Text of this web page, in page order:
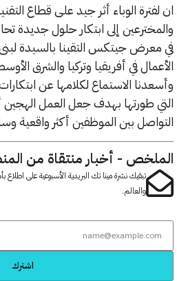
الوباء أثر جيد على قطاع
إلى ابتكار حلول جديدة تحافظ
جيتكس التقينا بالسيدة لبنى
في أفريقيا وتركيا والشرق الأوسط
الاستماع لكلامها عن ابتكارات
بهدف جعل العمل الهجين أكثر
بين الموظفين أكثر واقعية وسلاسة.
- أخبار منتقاة من
تبقيك نشرة مينا تك البريدية الأسبوعية على اطلاع بأهم
والعالم.